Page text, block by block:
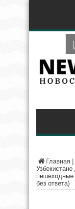
Главная
пешеходные
без ответа)